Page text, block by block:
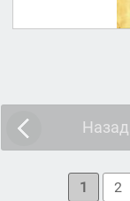
Назад
1 2